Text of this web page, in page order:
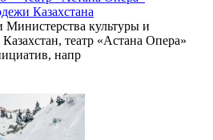
Казахстана
культуры и
театр «Астана Опера»
напр